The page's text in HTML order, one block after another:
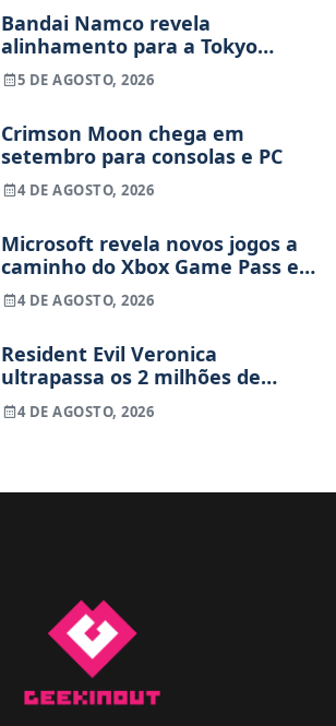
Bandai Namco revela
alinhamento para a Tokyo
Game Show 2026
5 DE AGOSTO, 2026
Crimson Moon chega em
setembro para consolas e PC
4 DE AGOSTO, 2026
Microsoft revela novos jogos a
caminho do Xbox Game Pass em
agosto
4 DE AGOSTO, 2026
Resident Evil Veronica
ultrapassa os 2 milhões de
wishlists
4 DE AGOSTO, 2026